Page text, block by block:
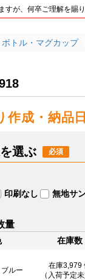
が、何卒ご理解を賜
トル・マグカップ
作成・納品
選ぶ
印刷なし 無地サ
量
在庫数
ルー
在庫3,979
（入荷予定未